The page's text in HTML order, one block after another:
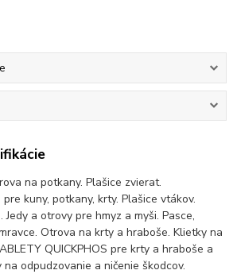
na potkany. Plašice zvierat.
kuny, potkany, krty. Plašice vtákov.
a otrovy pre hmyz a myši. Pasce,
Otrova na krty a hraboše. Klietky na
QUICKPHOS pre krty a hraboše a
odpudzovanie a ničenie škodcov.